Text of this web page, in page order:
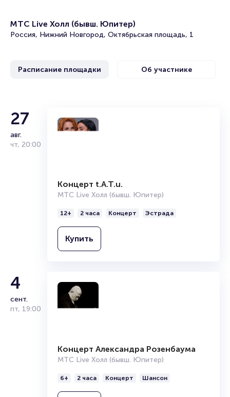
Portalbilet – удобный и надежный сервис для покупки и
продажи билетов на мероприятия разного формата.
ваше имя занимает не более двух минут. Билеты на «Анна
Подробнее о том, как вернуть, сдать или продать билет
читайте в разделах:
МТС Live Холл (бывш. Юпитер)
Россия, Нижний Новгород, Октябрьская площадь, 1
Расписание площадки Об участнике
Александр Яцко
Заслуженный артист РФВ 1980 году закончил
архитектурный факультет Белорусского Политехнического
27
авг.
чт, 20:00
Концерт t.A.T.u.
МТС Live Холл (бывш. Юпитер)
12+ 2 часа Концерт Эстрада
Купить
4
сент.
пт, 19:00
Концерт Александра Розенбаума
МТС Live Холл (бывш. Юпитер)
6+ 2 часа Концерт Шансон